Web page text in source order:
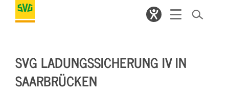
SVG LADUNGSSICHERUNG IV IN
SAARBRÜCKEN